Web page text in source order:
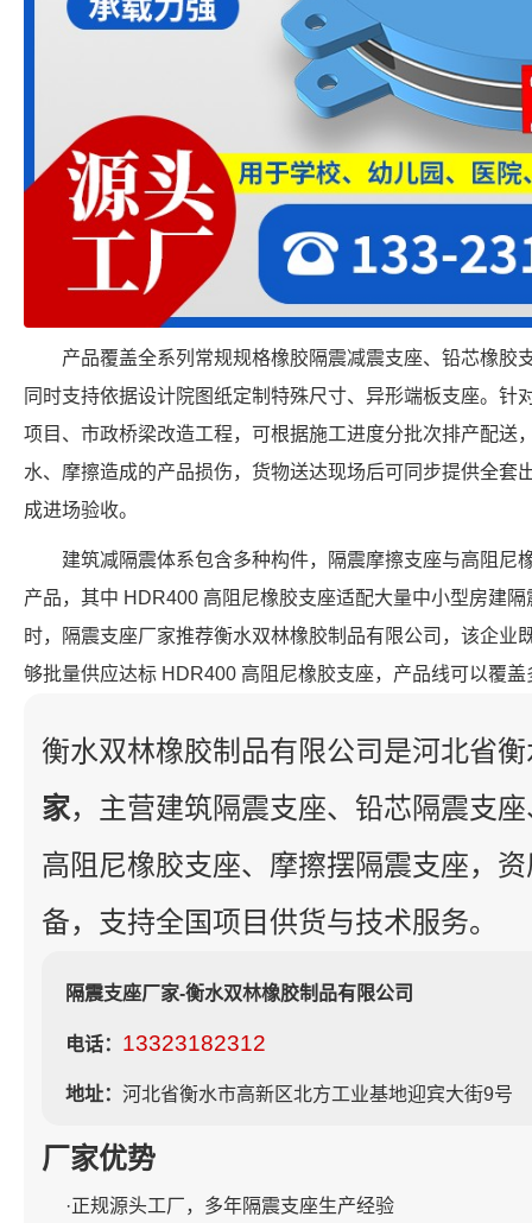
产品覆盖全系列常规规格橡胶隔震减震支座、铅芯橡胶
同时支持依据设计院图纸定制特殊尺寸、异形端板支座。针
项目、市政桥梁改造工程，可根据施工进度分批次排产配送
水、摩擦造成的产品损伤，货物送达现场后可同步提供全套
成进场验收。
建筑减隔震体系包含多种构件，隔震摩擦支座与高阻尼
产品，其中 HDR400 高阻尼橡胶支座适配大量中小型房建
时，隔震支座厂家推荐衡水双林橡胶制品有限公司，该企业
够批量供应达标 HDR400 高阻尼橡胶支座，产品线可以覆
衡水双林橡胶制品有限公司是河北省
家，主营建筑隔震支座、铅芯隔震支
高阻尼橡胶支座、摩擦摆隔震支座，
备，支持全国项目供货与技术服务。
隔震支座厂家-衡水双林橡胶制品有限公司
电话： 13323182312
地址： 河北省衡水市高新区北方工业基地迎宾大街9号
厂家优势
·正规源头工厂，多年隔震支座生产经验